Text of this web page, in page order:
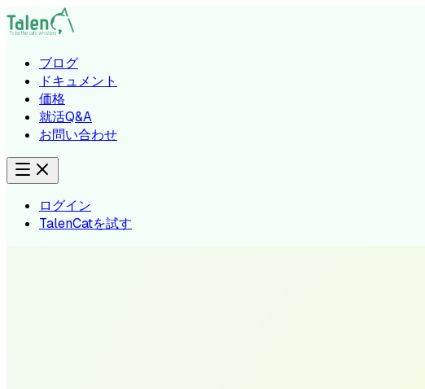
ブログ
ドキュメント
価格
就活Q&A
お問い合わせ
ログイン
TalenCatを試す